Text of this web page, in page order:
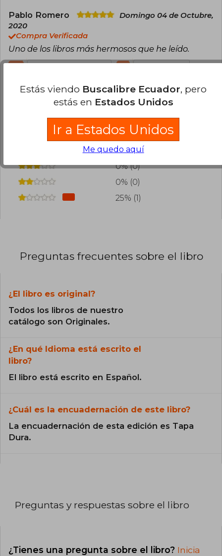
Pablo Romero
Domingo 04 de Octubre,
2020
Compra Verificada
Uno de los libros más hermosos que he leído.
¿Leíste este libro? Inicia sesión para poder
agregar tu propia evaluación.
75% (3)
0% (0)
0% (0)
0% (0)
25% (1)
Preguntas frecuentes sobre el libro
¿El libro es original?
Todos los libros de nuestro
catálogo son Originales.
¿En qué Idioma está escrito el
libro?
El libro está escrito en Español.
¿Cuál es la encuadernación de este libro?
La encuadernación de esta edición es Tapa
Dura.
Preguntas y respuestas sobre el libro
¿Tienes una pregunta sobre el libro? Inicia
Estás viendo Buscalibre Ecuador, pero
estás en Estados Unidos
Ir a Estados Unidos
Me quedo aquí